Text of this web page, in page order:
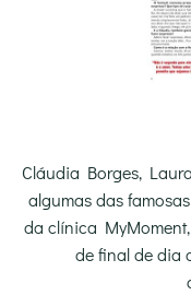
Cláudia Borges,
algumas das
da clínica
de final de dia